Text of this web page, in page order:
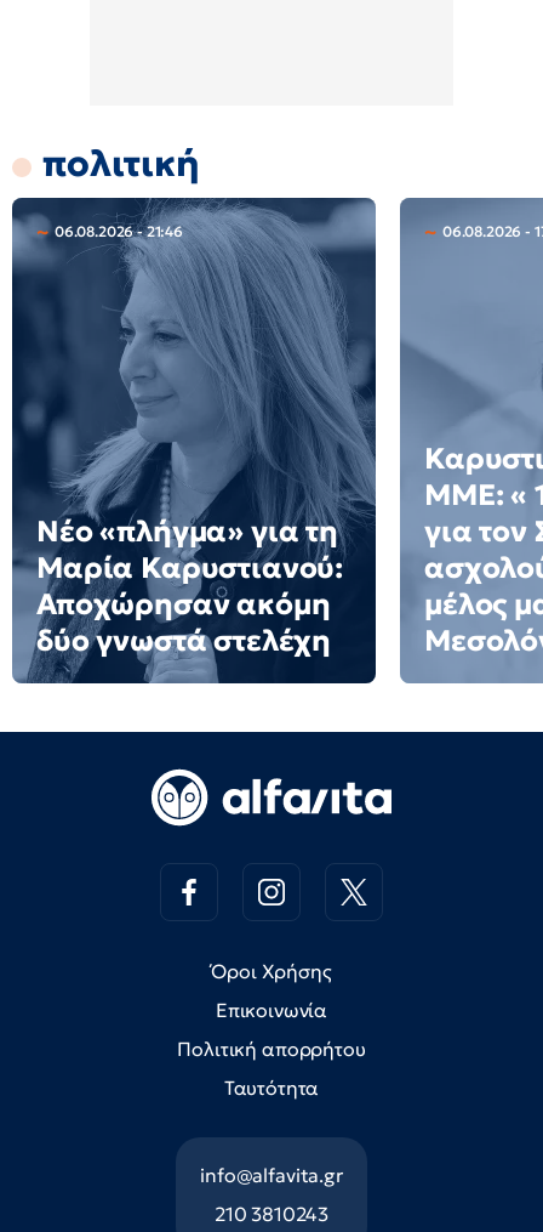
πολιτική
06.08.2026 - 21:46
Νέο «πλήγμα» για τη
Μαρία Καρυστιανού:
Αποχώρησαν ακόμη
δύο γνωστά στελέχη
06.08.2026 -
ΜΜΕ: «
για τον
μέλος
Όροι Χρήσης
Επικοινωνία
Πολιτική απορρήτου
Ταυτότητα
info@alfavita.gr
210 3810243